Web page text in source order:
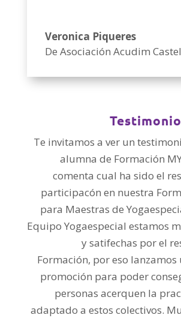
Veronica Piqueres
De Asociación Acudim
Te invitamos a ver un
alumna de Formación
comenta cual ha sido el
participacón en nuestra
para Maestras de
Equipo Yogaespecial estamos
y satifechas por el
Formación, por eso lanzamos
promoción para poder
personas acerquen la
adaptado a estos colectivos.